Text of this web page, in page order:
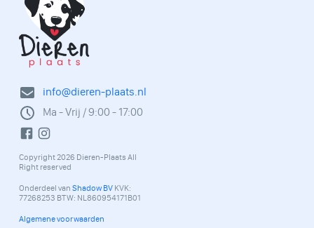
info@dieren-plaats.nl
Ma - Vrij / 9:00 - 17:00
Copyright 2026 Dieren-Plaats All
Right reserved
Onderdeel van Shadow BV KVK:
77268253 BTW: NL860954171B01
Algemene voorwaarden